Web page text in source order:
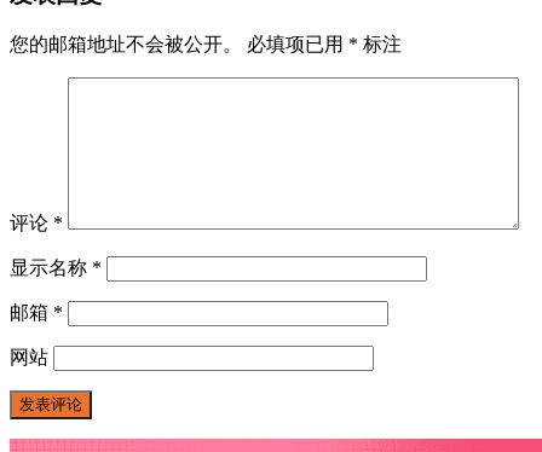
您的邮箱地址不会被公开。 必填项已用 * 标注
评论 *
显示名称 *
邮箱 *
网站